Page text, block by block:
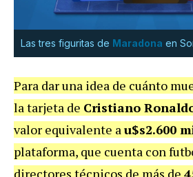
Las tres figuritas de Maradona en
Para dar una idea de cuánto
la tarjeta de Cristiano
valor equivalente a u$s2.600
plataforma, que cuenta con
directores técnicos de más de